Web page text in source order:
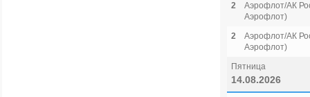
2
Аэрофлот/АК
Аэрофлот)
2
Аэрофлот/АК
Аэрофлот)
Пятница
14.08.2026